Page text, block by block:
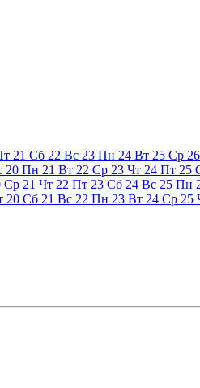
21 Сб 22 Вс 23 Пн 24 Вт 25 Ср 26
20 Пн 21 Вт 22 Ср 23 Чт 24 Пт 25
Ср 21 Чт 22 Пт 23 Сб 24 Вс 25 Пн
20 Сб 21 Вс 22 Пн 23 Вт 24 Ср 25